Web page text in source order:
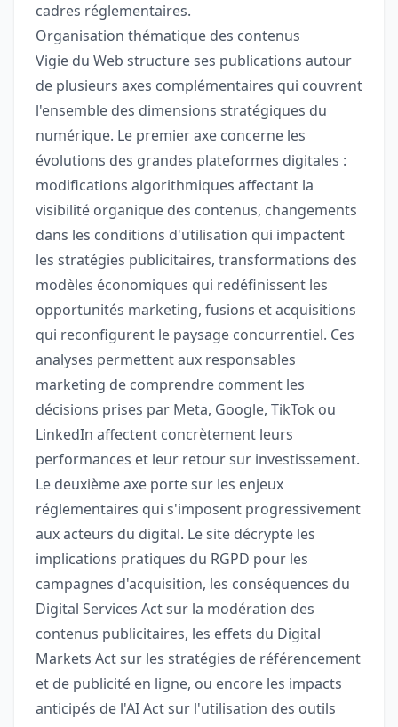
cadres réglementaires.
Organisation thématique des contenus
Vigie du Web structure ses publications autour
de plusieurs axes complémentaires qui couvrent
l'ensemble des dimensions stratégiques du
numérique. Le premier axe concerne les
évolutions des grandes plateformes digitales :
modifications algorithmiques affectant la
visibilité organique des contenus, changements
dans les conditions d'utilisation qui impactent
les stratégies publicitaires, transformations des
modèles économiques qui redéfinissent les
opportunités marketing, fusions et acquisitions
qui reconfigurent le paysage concurrentiel. Ces
analyses permettent aux responsables
marketing de comprendre comment les
décisions prises par Meta, Google, TikTok ou
LinkedIn affectent concrètement leurs
performances et leur retour sur investissement.
Le deuxième axe porte sur les enjeux
réglementaires qui s'imposent progressivement
aux acteurs du digital. Le site décrypte les
implications pratiques du RGPD pour les
campagnes d'acquisition, les conséquences du
Digital Services Act sur la modération des
contenus publicitaires, les effets du Digital
Markets Act sur les stratégies de référencement
et de publicité en ligne, ou encore les impacts
anticipés de l'AI Act sur l'utilisation des outils